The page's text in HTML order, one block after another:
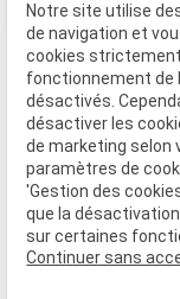
03 28 68 82 00
06 80 84 45 90
Adresse
10, chemin de
59470
Horaires
09:00 - 17:00
Lundi - Samedi
Notre site utilise
de navigation et
cookies
fonctionnement de
désactivés.
désactiver les
de marketing selon
paramètres de
'Gestion des
que la
sur certaines
Continuer sans